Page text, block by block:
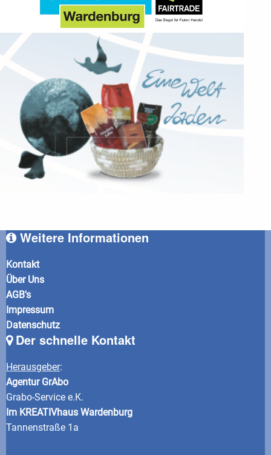
Weitere Informationen
Kontakt
Über Uns
AGB's
Impressum
Datenschutz
Der schnelle Kontakt
Herausgeber:
Agentur GrAbo
Grabo-Service e.K.
Im KREATIVhaus Wardenburg
Tannenstraße 1a